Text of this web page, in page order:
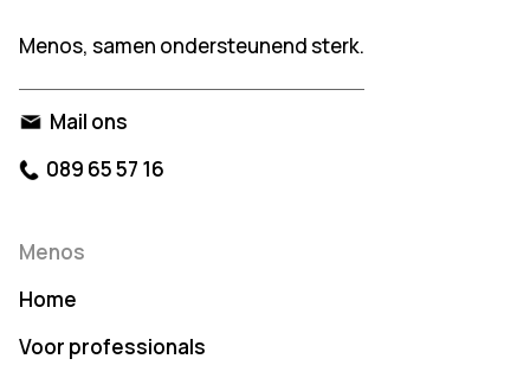
Menos, samen ondersteunend sterk.
Mail ons
089 65 57 16
Menos
Home
Voor professionals